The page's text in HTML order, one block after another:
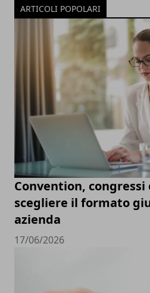
ARTICOLI POPOLARI
Convention,
scegliere il formato
azienda
17/06/2026